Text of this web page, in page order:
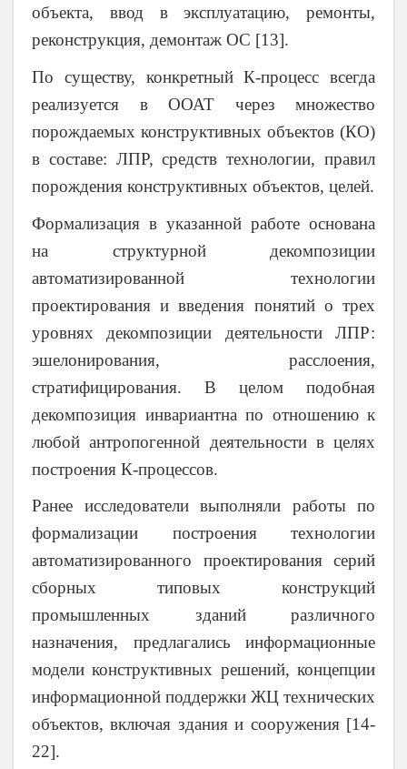
объекта, ввод в эксплуатацию, ремонты,
реконструкция, демонтаж ОС [13].
По существу, конкретный К-процесс всегда
реализуется в ООАТ через множество
порождаемых конструктивных объектов (КО)
в составе: ЛПР, средств технологии, правил
порождения конструктивных объектов, целей.
Формализация в указанной работе основана
на структурной декомпозиции
автоматизированной технологии
проектирования и введения понятий о трех
уровнях декомпозиции деятельности ЛПР:
эшелонирования, расслоения,
стратифицирования. В целом подобная
декомпозиция инвариантна по отношению к
любой антропогенной деятельности в целях
построения К-процессов.
Ранее исследователи выполняли работы по
формализации построения технологии
автоматизированного проектирования серий
сборных типовых конструкций
промышленных зданий различного
назначения, предлагались информационные
модели конструктивных решений, концепции
информационной поддержки ЖЦ технических
объектов, включая здания и сооружения [14-
22].